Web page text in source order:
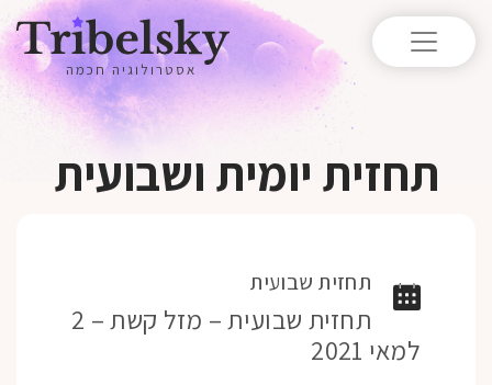
אסטרולוגיה חכמה
תחזית יומית ושבועית
תחזית שבועית
תחזית שבועית – מזל קשת – 2
למאי 2021